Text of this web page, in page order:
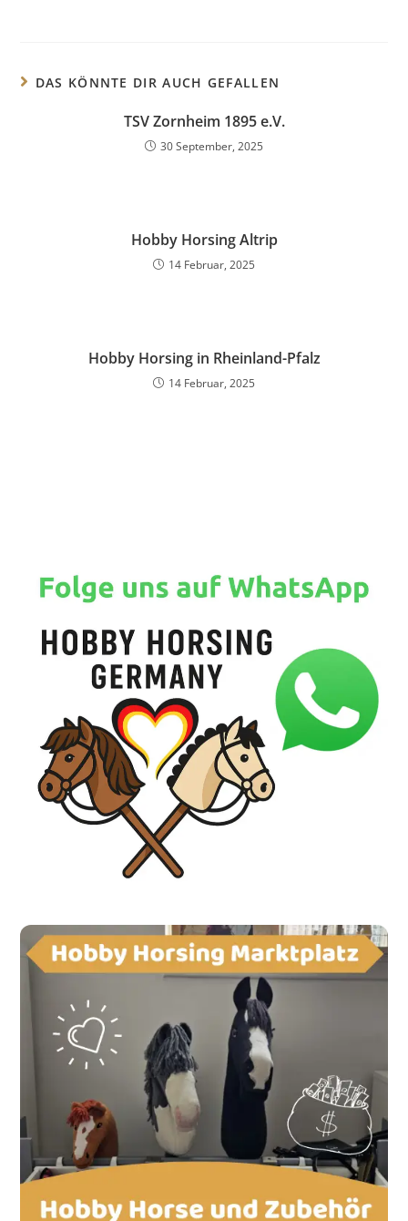
DAS KÖNNTE DIR AUCH GEFALLEN
TSV Zornheim 1895 e.V.
30 September, 2025
Hobby Horsing Altrip
14 Februar, 2025
Hobby Horsing in Rheinland-Pfalz
14 Februar, 2025